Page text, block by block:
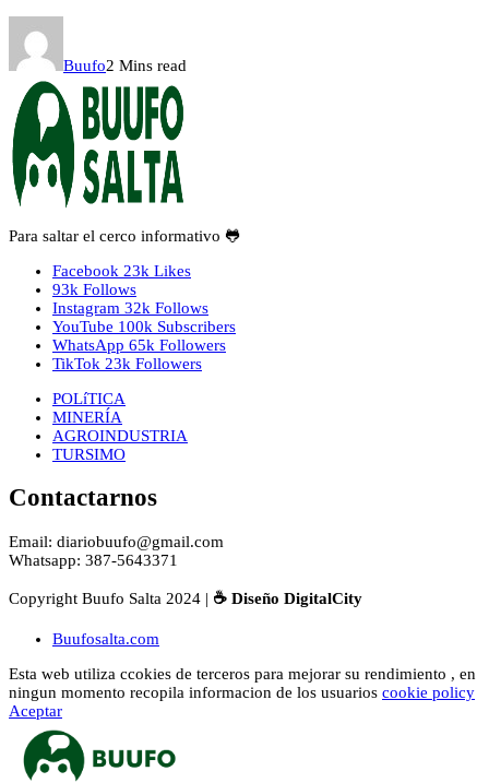
Buufo2 Mins read
Para saltar el cerco informativo 🐸
Facebook 23k Likes
93k Follows
Instagram 32k Follows
YouTube 100k Subscribers
WhatsApp 65k Followers
TikTok 23k Followers
POLíTICA
MINERÍA
AGROINDUSTRIA
TURSIMO
Contactarnos
Email: diariobuufo@gmail.com
Whatsapp: 387-5643371
Copyright Buufo Salta 2024 | ☕ Diseño DigitalCity
Buufosalta.com
Esta web utiliza ccokies de terceros para mejorar su rendimiento , en
ningun momento recopila informacion de los usuarios cookie policy
Aceptar